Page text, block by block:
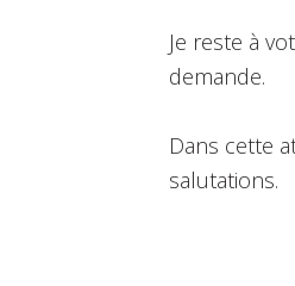
Je reste à
demande.
Dans cette
salutations.